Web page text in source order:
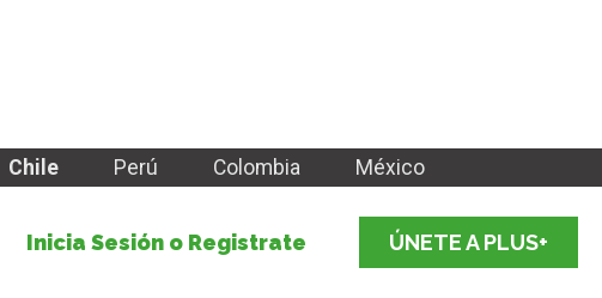
Chile Perú Colombia México
Inicia Sesión o Registrate ÚNETE A PLUS+